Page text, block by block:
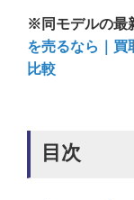
※同モデルの最
を売るなら｜買
比較
目次